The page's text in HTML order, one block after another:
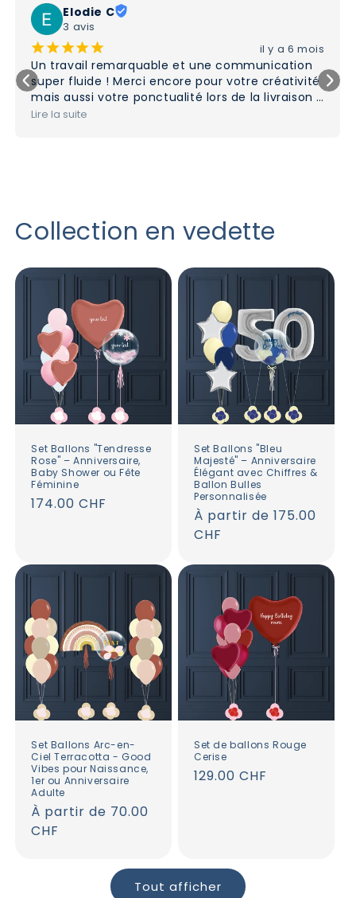
Elodie C
3 avis
¡¡¡¡¡ il y a 6 mois
Un travail remarquable et une communication
super fluide ! Merci encore pour votre créativité
mais aussi votre ponctualité lors de la livraison
de commande !
Lire la suite
Collection en vedette
Set Ballons "Tendresse
Rose" – Anniversaire,
Baby Shower ou Fête
Féminine
Prix
174.00 CHF
Set Ballons "Bleu
Majesté" – Anniversaire
Élégant avec Chiffres &
Ballon Bulles
Personnalisée
Prix
habituel
À partir de 175.00
CHF
Set Ballons Arc-en-
Ciel Terracotta - Good
Vibes pour Naissance,
1er ou Anniversaire
Adulte
Prix
habituel
À partir de 70.00
CHF
Set de ballons Rouge
Cerise
Prix
129.00 CHF
Tout afficher